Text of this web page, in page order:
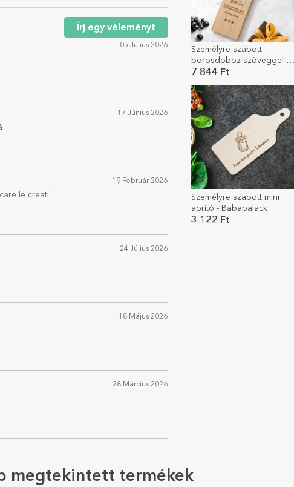
Személyre szabott
borosdoboz szöveggel -
karácsonyi üdvözlet
7 844 Ft
Személyre szabott mini
aprító - Babapalack
3 122 Ft
Írj egy véleményt
05 Július 2026
17 Június 2026
19 Február 2026
le creati
24 Július 2026
18 Május 2026
28 Március 2026
megtekintett termékek